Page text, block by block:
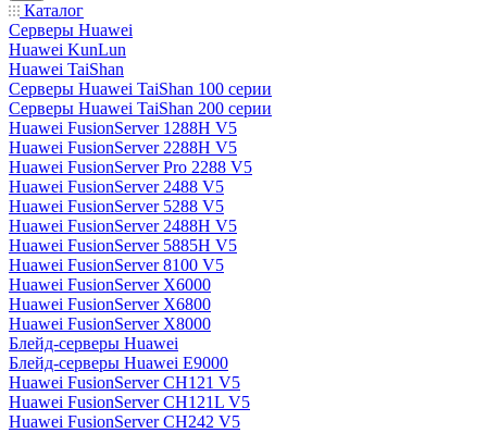
Каталог
Серверы Huawei
Huawei KunLun
Huawei TaiShan
Серверы Huawei TaiShan 100 серии
Серверы Huawei TaiShan 200 серии
Huawei FusionServer 1288H V5
Huawei FusionServer 2288H V5
Huawei FusionServer Pro 2288 V5
Huawei FusionServer 2488 V5
Huawei FusionServer 5288 V5
Huawei FusionServer 2488H V5
Huawei FusionServer 5885H V5
Huawei FusionServer 8100 V5
Huawei FusionServer X6000
Huawei FusionServer X6800
Huawei FusionServer X8000
Блейд-серверы Huawei
Блейд-серверы Huawei E9000
Huawei FusionServer CH121 V5
Huawei FusionServer CH121L V5
Huawei FusionServer CH242 V5